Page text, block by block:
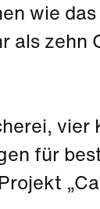
wie
als zehn
für